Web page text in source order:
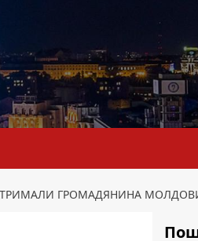
ГРОМАДЯНИНА